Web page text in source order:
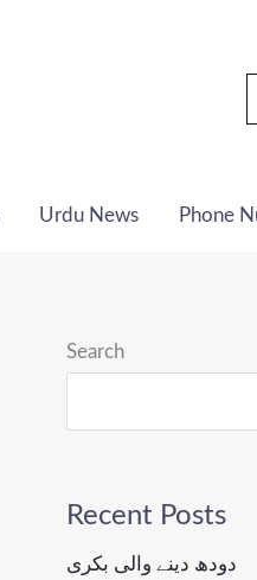
Urdu News Phone
Search
Recent Posts
دودھ دینے والی بکری
o
e